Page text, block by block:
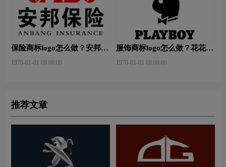
保险商标logo怎么做？安邦保
1970-01-01 08:00:00
服饰商标logo怎么做？花花公
1970-01-01 08:00:00
推荐文章